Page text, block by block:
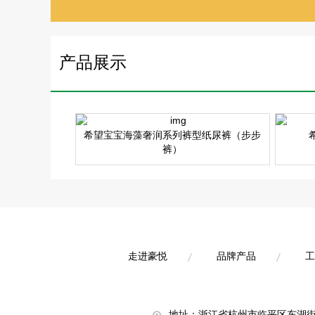
产品展示
希望宝宝海藻奢润系列裤型纸尿裤（步步
裤）
走进豪悦
品牌产品